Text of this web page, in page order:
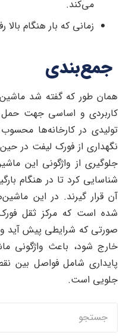
می‌کند.
زمانی که بار هنگام
جمع‌بندی
همان طور که گفته شد
کاربردی و اساسی جهت حمل
تولیدی در کارخانه‌ها
نگهداری از فورک لیفت در
جلوگیری از واژگونی این
شناسایی کرد تا در هنگام
آن قرار گیرند. در این
شده است که مرکز ثقل
صورتی که شرایطی پیش آید و
خارج شود، باعث واژگونی
پایداری شامل فواصل بین
جلویی است.